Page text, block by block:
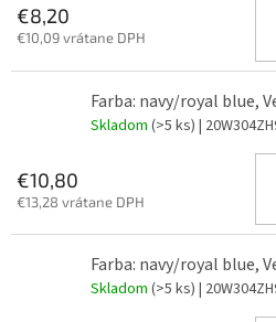
€8,20
€10,09 vrátane DPH
Farba: navy/royal blue,
Skladom (>5 ks) |
€10,80
€13,28 vrátane DPH
Farba: navy/royal blue,
Skladom (>5 ks) |